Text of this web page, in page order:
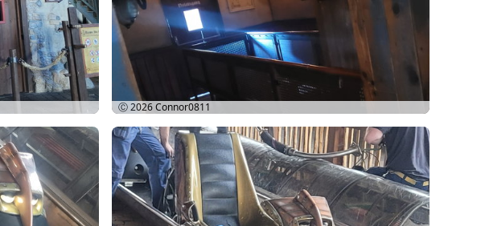
Ⓒ 2026Connor0811